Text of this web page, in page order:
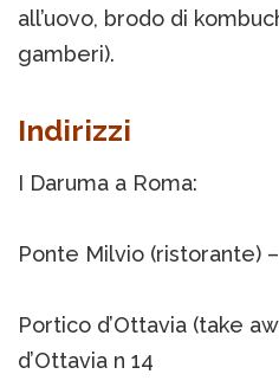
all’uovo, brodo di
gamberi).
Indirizzi
I Daruma a Roma:
Ponte Milvio (ristorante)
Portico d’Ottavia (take
d’Ottavia n 14